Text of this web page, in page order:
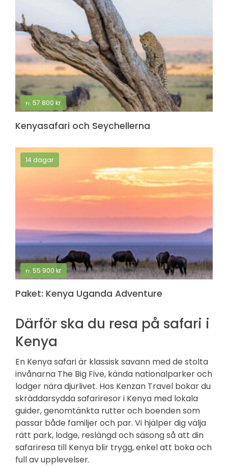
Fr. 57 800 kr
Kenyasafari och Seychellerna
14 dagar
Fr. 55 900 kr
Paket: Kenya Uganda Adventure
Därför ska du resa på safari i
Kenya
En Kenya safari är klassisk savann med de stolta
invånarna The Big Five, kända nationalparker och
lodger nära djurlivet. Hos Kenzan Travel bokar du
skräddarsydda safariresor i Kenya med lokala
guider, genomtänkta rutter och boenden som
passar både familjer och par. Vi hjälper dig välja
rätt park, lodge, reslängd och säsong så att din
safariresa till Kenya blir trygg, enkel att boka och
full av upplevelser.